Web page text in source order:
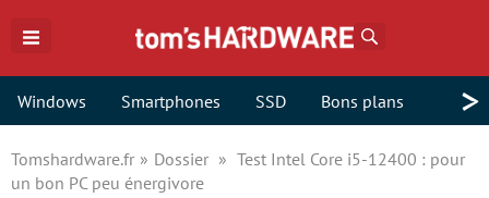
Windows Smartphones SSD Bons plans >
Tomshardware.fr Dossier
Test Intel Core i5-12400 : pour
un bon PC peu énergivore